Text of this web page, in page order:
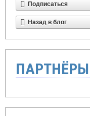
Подписаться
Назад в блог